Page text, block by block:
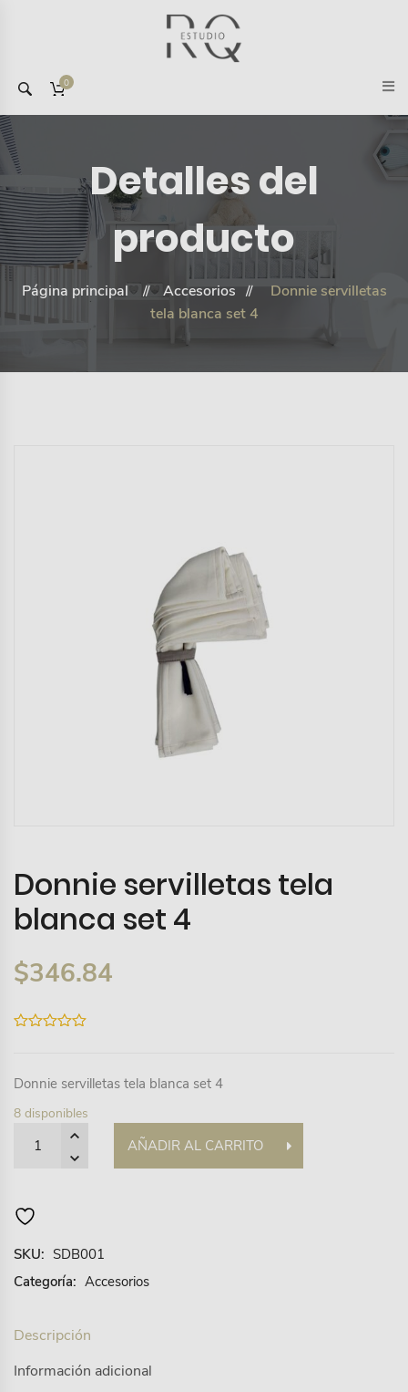
0
Detalles del
producto
Página principal Accesorios
Donnie servilletas
tela blanca set 4
Donnie servilletas tela
blanca set 4
$346.84
5
Donnie servilletas tela blanca set 4
8 disponibles
AÑADIR AL CARRITO
SKU: SDB001
Categoría: Accesorios
Descripción
Información adicional